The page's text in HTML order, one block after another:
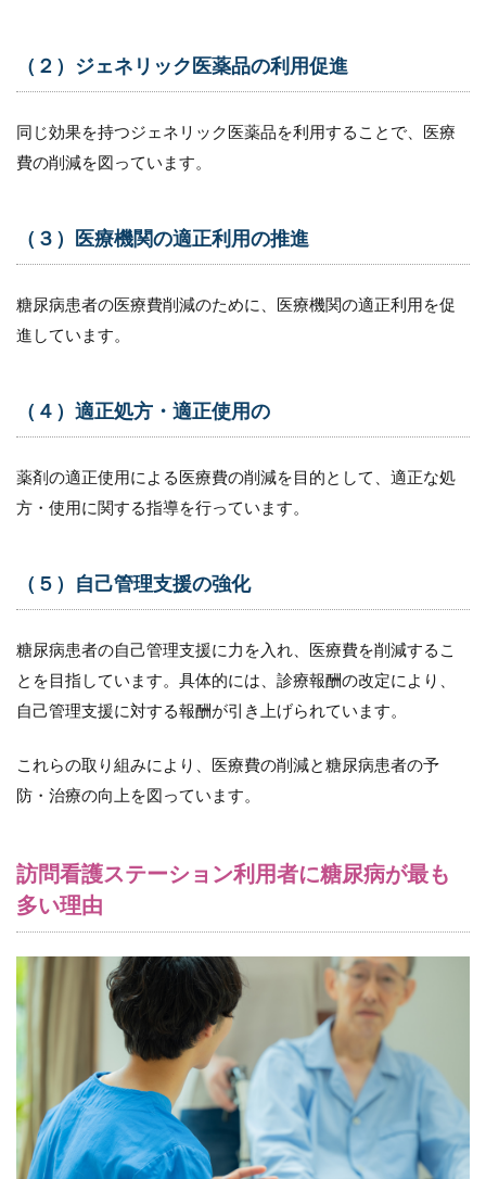
（３）
日常生
ポート
9.4
の早期
10
糖尿
を向
上さ
ため
の訪
問看
ロー
チ
10.1
個別性
を重視
10.2
（２）
コミュ
の重要
性
（４）
チーム
医療の
活用
11
（２）ジェネリック医薬品の利用促進
同じ効果を持つジェネリック医薬品を利用することで、医療
費の削減を図っています。
（３）医療機関の適正利用の推進
糖尿病患者の医療費削減のために、医療機関の適正利用を促
進しています。
（４）適正処方・適正使用の
薬剤の適正使用による医療費の削減を目的として、適正な処
方・使用に関する指導を行っています。
（５）自己管理支援の強化
糖尿病患者の自己管理支援に力を入れ、医療費を削減するこ
とを目指しています。具体的には、診療報酬の改定により、
自己管理支援に対する報酬が引き上げられています。
これらの取り組みにより、医療費の削減と糖尿病患者の予
防・治療の向上を図っています。
訪問看護ステーション利用者に糖尿病が最も
多い理由